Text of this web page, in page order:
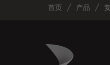
首页 产品
Danaher Logo